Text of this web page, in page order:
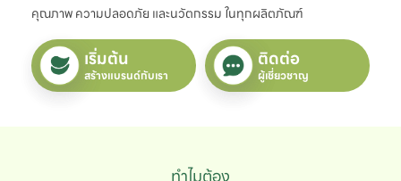
คุณภาพ ความปลอดภัย และนวัตกรรม ในทุกผลิตภัณฑ์
เริ่มต้น
สร้างแบรนด์กับเรา
ติดต่อ
ผู้เชี่ยวชาญ
ทำไมต้อง